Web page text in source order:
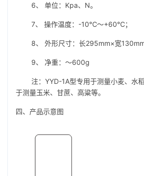
6、 单位：Kpa、N。
7、 操作温度：-10℃～+60℃；
8、 外形尺寸：长295mm×宽
9、 净重：～600g
注：YYD-1A型专用于测量小麦、水稻
于测量玉米、甘蔗、高粱等。
四、产品示意图